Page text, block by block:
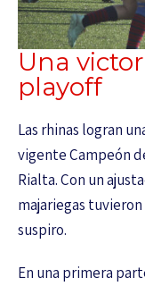
Una
playoff
Las rhinas logran
vigente Campeón
Rialta. Con un
majariegas
suspiro.
En una primera